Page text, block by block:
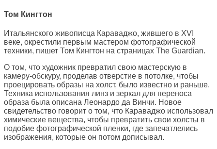
Том Кингтон
Итальянского живописца Караваджо, жившего в XVI
веке, окрестили первым мастером фотографической
техники, пишет Том Кингтон на страницах The Guardian.
О том, что художник превратил свою мастерскую в
камеру-обскуру, проделав отверстие в потолке, чтобы
проецировать образы на холст, было известно и раньше.
Техника использования линз и зеркал для переноса
образа была описана Леонардо да Винчи. Новое
свидетельство говорит о том, что Караваджо использовал
химические вещества, чтобы превратить свои холсты в
подобие фотографической пленки, где запечатлелись
изображения, которые он потом дописывал.